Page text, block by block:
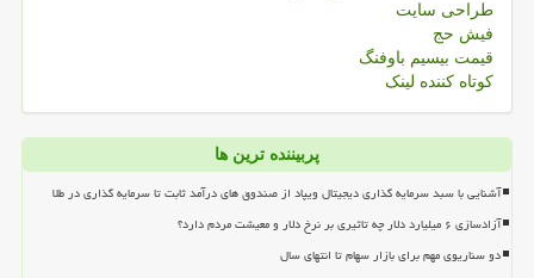
طراحی سایت
فیش حج
قیمت بیسیم باوفنگ
کوتاه کننده لینک
پربیننده ترین ها
آشنایی با سبد سرمایه گذاری دیجیتال ویپاد از صندوق های درآمد ثابت تا سرمایه گذاری در طلا
آزادسازی ۶ میلیارد دلار چه تاثیری بر نرخ دلار و معیشت مردم دارد؟
دو سناریوی مهم برای بازار سهام تا انتهای سال